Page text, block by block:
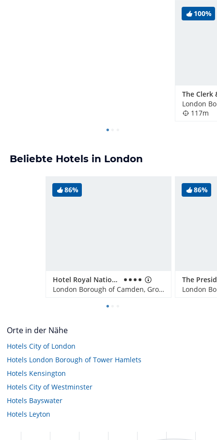
100%
117m
Beliebte Hotels in London
86%
Hotel Royal National
London Borough of Camden, Großbritannien
86%
The
Orte in der Nähe
Hotels City of London
Hotels London Borough of Tower Hamlets
Hotels Kensington
Hotels City of Westminster
Hotels Bayswater
Hotels Leyton